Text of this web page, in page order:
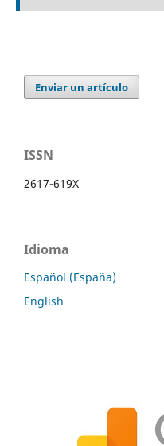
Enviar un artículo
ISSN
2617-619X
Idioma
Español (España)
English